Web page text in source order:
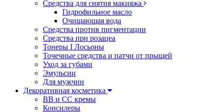
Средства для снятия макияжа
Гидрофильное масло
Очищающая вода
Средства против пигментации
Средства при розацеа
Тонеры I Лосьоны
Точечные средства и патчи от прыщей
Уход за губами
Эмульсии
Для мужчин
Декоративная косметика
ВВ и СС кремы
Консилеры